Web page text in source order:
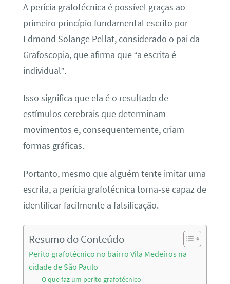
A perícia grafotécnica é possível graças ao
primeiro princípio fundamental escrito por
Edmond Solange Pellat, considerado o pai da
Grafoscopia, que afirma que “a escrita é
individual”.
Isso significa que ela é o resultado de
estímulos cerebrais que determinam
movimentos e, consequentemente, criam
formas gráficas.
Portanto, mesmo que alguém tente imitar uma
escrita, a perícia grafotécnica torna-se capaz de
identificar facilmente a falsificação.
Resumo do Conteúdo
Perito grafotécnico no bairro Vila Medeiros na
cidade de São Paulo
O que faz um perito grafotécnico